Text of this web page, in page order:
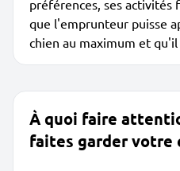
préférences, ses activités
que l'emprunteur puisse
chien au maximum et
À quoi faire
faites garder votre